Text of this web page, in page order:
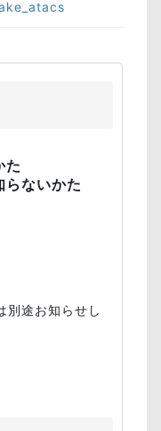
た
ないかた
途お知らせし